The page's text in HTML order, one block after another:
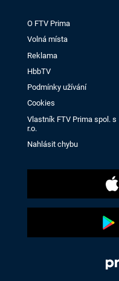
O FTV Prima
Volná místa
Reklama
HbbTV
Podmínky užívání
Cookies
Vlastník FTV Prima spol. s
r.o.
Nahlásit chybu